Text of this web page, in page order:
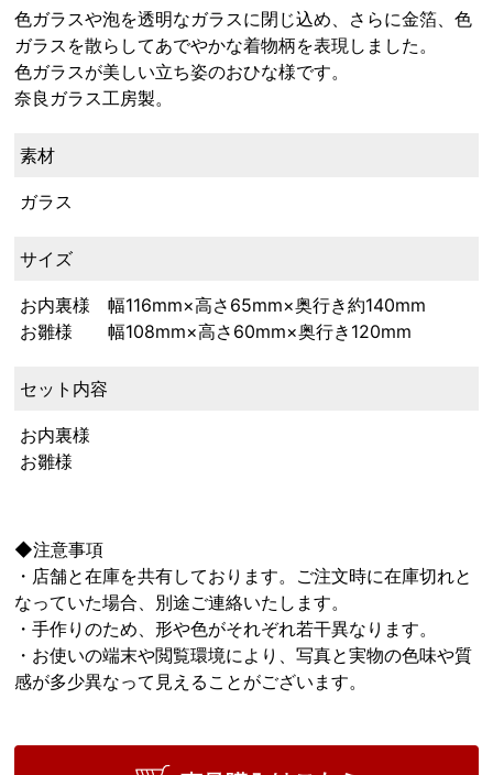
色ガラスや泡を透明なガラスに閉じ込め、さらに金箔、色
ガラスを散らしてあでやかな着物柄を表現しました。
色ガラスが美しい立ち姿のおひな様です。
奈良ガラス工房製。
素材
ガラス
サイズ
お内裏様 幅116mm×高さ65mm×奥行き約140mm
お雛様 幅108mm×高さ60mm×奥行き120mm
セット内容
お内裏様
お雛様
◆注意事項
・店舗と在庫を共有しております。ご注文時に在庫切れと
なっていた場合、別途ご連絡いたします。
・手作りのため、形や色がそれぞれ若干異なります。
・お使いの端末や閲覧環境により、写真と実物の色味や質
感が多少異なって見えることがございます。